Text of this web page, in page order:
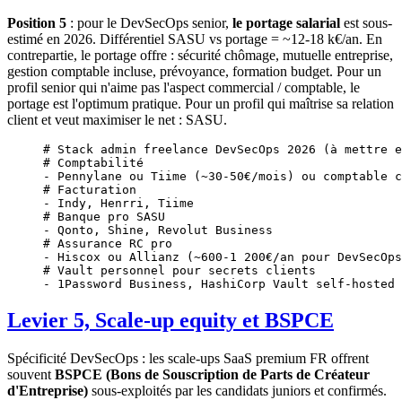
Position 5 : pour le DevSecOps senior, le portage salarial est sous-
estimé en 2026. Différentiel SASU vs portage = ~12-18 k€/an. En
contrepartie, le portage offre : sécurité chômage, mutuelle entreprise,
gestion comptable incluse, prévoyance, formation budget. Pour un
profil senior qui n'aime pas l'aspect commercial / comptable, le
portage est l'optimum pratique. Pour un profil qui maîtrise sa relation
client et veut maximiser le net : SASU.
# Stack admin freelance DevSecOps 2026 (à mettre
# Comptabilité
-
Pennylane ou Tiime (~30-50€/mois) ou comptable
# Facturation
-
Indy, Henrri,
Tiime
# Banque pro SASU
-
Qonto, Shine, Revolut Business
# Assurance RC pro
-
Hiscox ou Allianz (~600-1 200€/an pour DevSecOps
# Vault personnel pour secrets clients
-
1Password Business, HashiCorp Vault self-hosted
Levier 5, Scale-up equity et BSPCE
Spécificité DevSecOps : les scale-ups SaaS premium FR offrent
souvent BSPCE (Bons de Souscription de Parts de Créateur
d'Entreprise) sous-exploités par les candidats juniors et confirmés.